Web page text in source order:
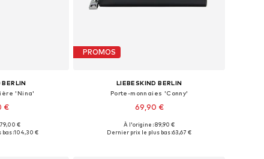
'Nina'
€
One Size
€
:104,30 €
PROMOS
LIEBESKIND BERLIN
Porte-monnaies 'Conny'
69,90 €
Tailles disponibles: One Size
À l'origine : 89,90 €
Dernier prix le plus bas :63,67 €